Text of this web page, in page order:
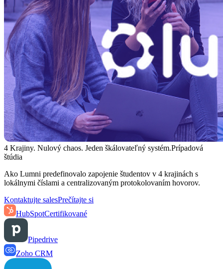
4 Krajiny. Nulový chaos. Jeden škálovateľný systém.Prípadová
štúdia
Ako Lumni predefinovalo zapojenie študentov v 4 krajinách s
lokálnymi číslami a centralizovaným protokolovaním hovorov.
Kontaktujte salesPrečítajte si
HubSpotCertifikované
Pipedrive
Zoho CRM